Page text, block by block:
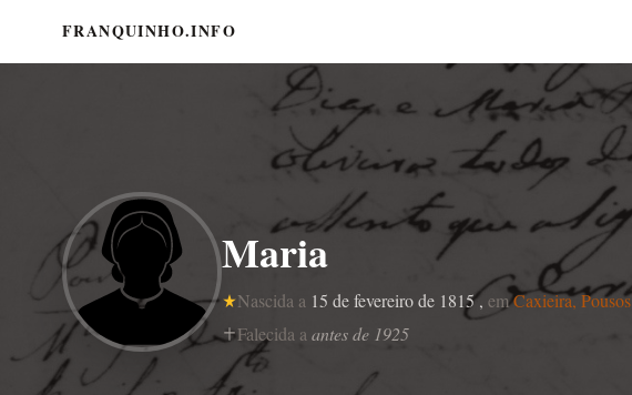
FRANQUINHO.INFO
Maria
Nascida a 15 de fevereiro de 1815 , emCaxieira, Pousos
Falecida a antes de 1925